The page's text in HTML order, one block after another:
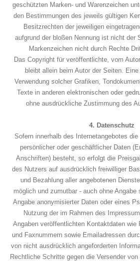
geschützten Marken- und Warenzeichen
den Bestimmungen des jeweils gültigen
Besitzrechten der jeweiligen
aufgrund der bloßen Nennung ist nicht der
Markenzeichen nicht durch Rechte
Das Copyright für veröffentlichte, vom
bleibt allein beim Autor der Seiten.
Verwendung solcher Grafiken,
Texte in anderen elektronischen oder
ohne ausdrückliche Zustimmung des
4. Datenschutz
Sofern innerhalb des Internetangebotes
persönlicher oder geschäftlicher Daten
Anschriften) besteht, so erfolgt die
des Nutzers auf ausdrücklich freiwilliger
und Bezahlung aller angebotenen
möglich und zumutbar - auch ohne Angabe
Angabe anonymisierter Daten oder eines
Nutzung der im Rahmen des
Angaben veröffentlichten Kontaktdaten wie
und Faxnummern sowie Emailadressen
von nicht ausdrücklich angeforderten
Rechtliche Schritte gegen die Versender